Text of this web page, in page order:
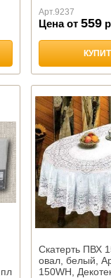
Арт.9237
Цена от 559
Скатерть ПВХ
овал, белый,
150WH,